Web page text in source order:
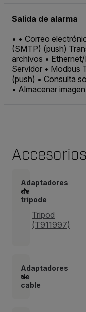
Salida de alarma
• • Correo
(SMTP) (push)
archivos •
Servidor • Modbus
(push) • Consulta
• Almacenar
Accesorios
Adaptadores
de
trípode
Tripod
(T911997)
Adaptadores
de
cable